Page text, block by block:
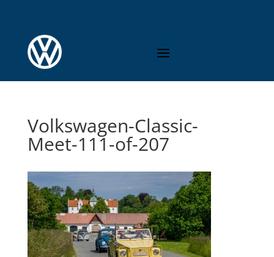
Volkswagen-Classic-
Meet-111-of-207